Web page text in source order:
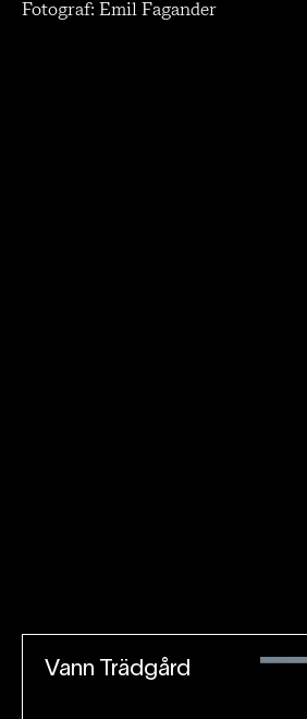
Fotograf: Emil Fagander
Vann Trädgård